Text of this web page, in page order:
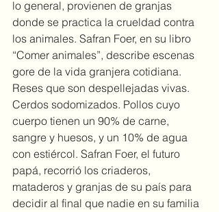
lo general, provienen de granjas
donde se practica la crueldad contra
los animales. Safran Foer, en su libro
“Comer animales”, describe escenas
gore de la vida granjera cotidiana.
Reses que son despellejadas vivas.
Cerdos sodomizados. Pollos cuyo
cuerpo tienen un 90% de carne,
sangre y huesos, y un 10% de agua
con estiércol. Safran Foer, el futuro
papá, recorrió los criaderos,
mataderos y granjas de su país para
decidir al final que nadie en su familia